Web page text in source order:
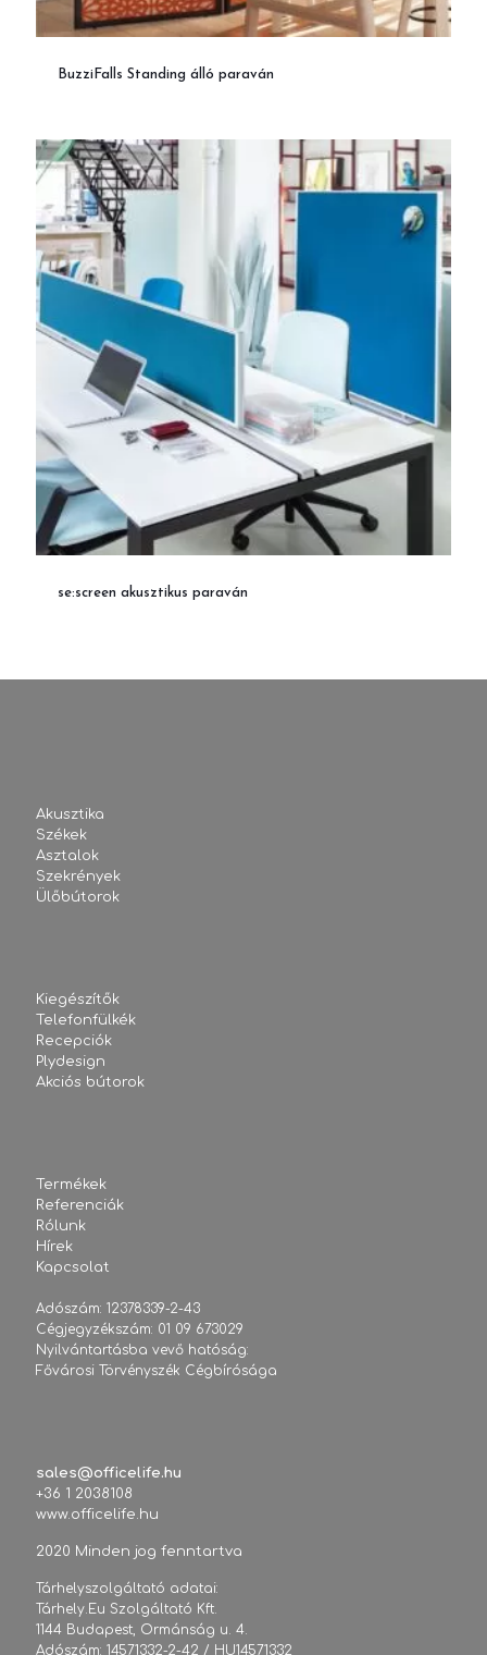
BuzziFalls Standing álló paraván
se:screen akusztikus paraván
Akusztika
Székek
Asztalok
Szekrények
Ülőbútorok
Kiegészítők
Telefonfülkék
Recepciók
Plydesign
Akciós bútorok
Termékek
Referenciák
Rólunk
Hírek
Kapcsolat
Adószám: 12378339-2-43
Cégjegyzékszám: 01 09 673029
Nyilvántartásba vevő hatóság:
Fővárosi Törvényszék Cégbírósága
sales@officelife.hu
+36 1 2038108
www.officelife.hu
2020 Minden jog fenntartva
Tárhelyszolgáltató adatai:
Tárhely.Eu Szolgáltató Kft.
1144 Budapest, Ormánság u. 4.
Adószám: 14571332-2-42 / HU14571332